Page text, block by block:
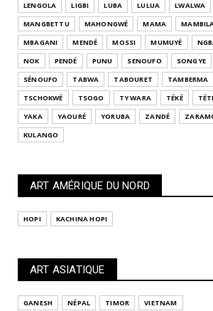
LENGOLA LIGBI LUBA LULUA LWALWA
MANGBETTU
MAHONGWÉ MAMA
MBAGANI
MENDÉ MOSSI MUMUYÉ
NOK
PENDÉ PUNU SENOUFO SONGYE
SÉNOUFO
TABWA TABOURET TAMBERMA
TSCHOKWÉ
TSOGO TY WARA TÉKÉ
YAKA
YAOURÉ YORUBA ZANDÉ
KULANGO
ART AMÉRIQUE DU NORD
HOPI KACHINA HOPI
ART ASIATIQUE
GANESH NÉPAL TIMOR VIETNAM